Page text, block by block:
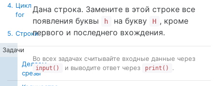
4. Цикл
for
5. Строки
Задачи
Делаем
срезы
Дана строка. Замените в этой строке все
появления буквы
h на букву H , кроме
первого и последнего вхождения.
Во всех задачах считывайте входные данные через
input() и выводите ответ через print() .